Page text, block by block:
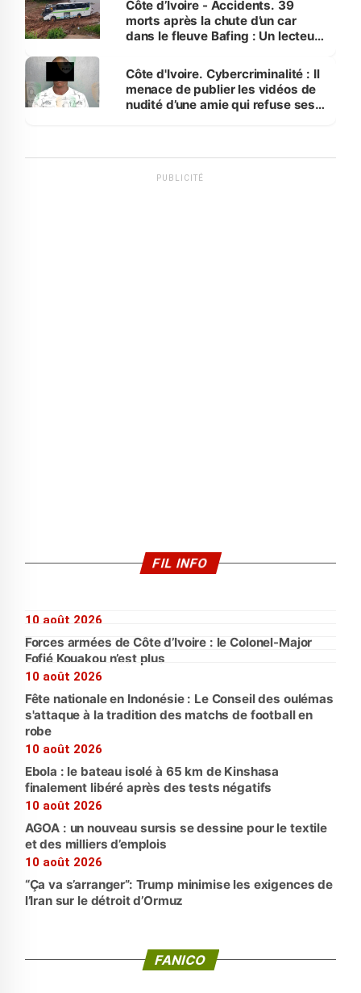
Côte d’Ivoire - Accidents. 39
morts après la chute d’un car
dans le fleuve Bafing : Un lecteur
des Transports
Côte d'Ivoire. Cybercriminalité : Il
menace de publier les vidéos de
nudité d’une amie qui refuse ses
PUBLICITÉ
FIL INFO
10 août 2026
Forces armées de Côte d’Ivoire : le Colonel-Major
Fofié Kouakou n’est plus
10 août 2026
Fête nationale en Indonésie : Le Conseil des oulémas
s'attaque à la tradition des matchs de football en
robe
10 août 2026
Ebola : le bateau isolé à 65 km de Kinshasa
finalement libéré après des tests négatifs
10 août 2026
AGOA : un nouveau sursis se dessine pour le textile
et des milliers d’emplois
10 août 2026
“Ça va s’arranger”: Trump minimise les exigences de
l’Iran sur le détroit d’Ormuz
FANICO